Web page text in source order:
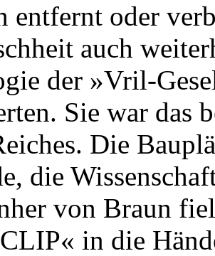
oder
auch
der »Vril-
Sie war das
Die
die
von Braun
in die